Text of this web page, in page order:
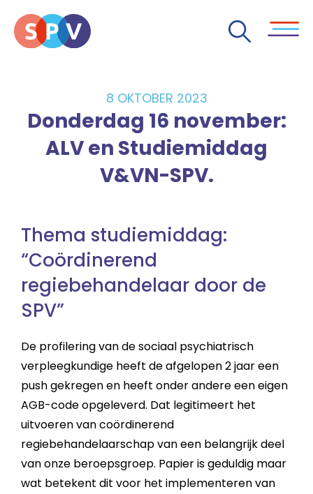
8 OKTOBER 2023
Donderdag 16 november:
ALV en Studiemiddag
V&VN-SPV.
Thema studiemiddag:
“Coördinerend
regiebehandelaar door de
SPV”
De profilering van de sociaal psychiatrisch
verpleegkundige heeft de afgelopen 2 jaar een
push gekregen en heeft onder andere een eigen
AGB-code opgeleverd. Dat legitimeert het
uitvoeren van coördinerend
regiebehandelaarschap van een belangrijk deel
van onze beroepsgroep. Papier is geduldig maar
wat betekent dit voor het implementeren van